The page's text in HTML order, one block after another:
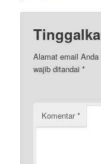
Alamat email
wajib ditandai*
Komentar*